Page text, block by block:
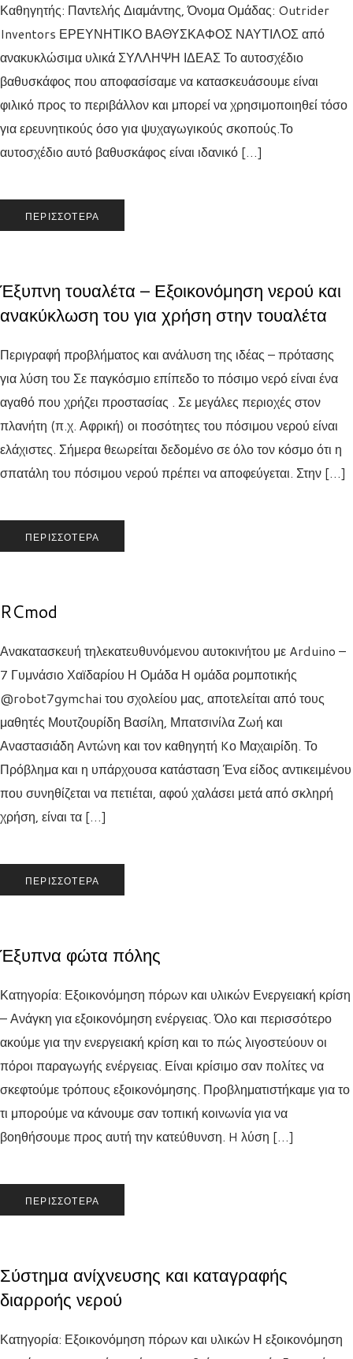
Καθηγητής: Παντελής Διαμάντης, Όνομα Ομάδας: Outrider
Inventors ΕΡΕΥΝΗΤΙΚΟ ΒΑΘΥΣΚΑΦΟΣ ΝΑΥΤΙΛΟΣ από
ανακυκλώσιμα υλικά ΣΥΛΛΗΨΗ ΙΔΕΑΣ Το αυτοσχέδιο
βαθυσκάφος που αποφασίσαμε να κατασκευάσουμε είναι
φιλικό προς το περιβάλλον και μπορεί να χρησιμοποιηθεί τόσο
για ερευνητικούς όσο για ψυχαγωγικούς σκοπούς.Το
αυτοσχέδιο αυτό βαθυσκάφος είναι ιδανικό […]
ΠΕΡΙΣΣΌΤΕΡΑ
Έξυπνη τουαλέτα – Εξοικονόμηση νερού και
ανακύκλωση του για χρήση στην τουαλέτα
Περιγραφή προβλήματος και ανάλυση της ιδέας – πρότασης
για λύση του Σε παγκόσμιο επίπεδο το πόσιμο νερό είναι ένα
αγαθό που χρήζει προστασίας . Σε μεγάλες περιοχές στον
πλανήτη (π.χ. Αφρική) οι ποσότητες του πόσιμου νερού είναι
ελάχιστες. Σήμερα θεωρείται δεδομένο σε όλο τον κόσμο ότι η
σπατάλη του πόσιμου νερού πρέπει να αποφεύγεται. Στην […]
ΠΕΡΙΣΣΌΤΕΡΑ
RCmod
Ανακατασκευή τηλεκατευθυνόμενου αυτοκινήτου με Arduino –
7 Γυμνάσιο Χαϊδαρίου Η Ομάδα Η ομάδα ρομποτικής
@robot7gymchai του σχολείου μας, αποτελείται από τους
μαθητές Μουτζουρίδη Βασίλη, Μπατσινίλα Ζωή και
Αναστασιάδη Αντώνη και τον καθηγητή Kο Μαχαιρίδη. Το
Πρόβλημα και η υπάρχουσα κατάσταση Ένα είδος αντικειμένου
που συνηθίζεται να πετιέται, αφού χαλάσει μετά από σκληρή
χρήση, είναι τα […]
ΠΕΡΙΣΣΌΤΕΡΑ
Έξυπνα φώτα πόλης
Κατηγορία: Εξοικονόμηση πόρων και υλικών Ενεργειακή κρίση
– Ανάγκη για εξοικονόμηση ενέργειας. Όλο και περισσότερο
ακούμε για την ενεργειακή κρίση και το πώς λιγοστεύουν οι
πόροι παραγωγής ενέργειας. Είναι κρίσιμο σαν πολίτες να
σκεφτούμε τρόπους εξοικονόμησης. Προβληματιστήκαμε για το
τι μπορούμε να κάνουμε σαν τοπική κοινωνία για να
βοηθήσουμε προς αυτή την κατεύθυνση. H λύση […]
ΠΕΡΙΣΣΌΤΕΡΑ
Σύστημα ανίχνευσης και καταγραφής
διαρροής νερού
Κατηγορία: Εξοικονόμηση πόρων και υλικών Η εξοικονόμηση